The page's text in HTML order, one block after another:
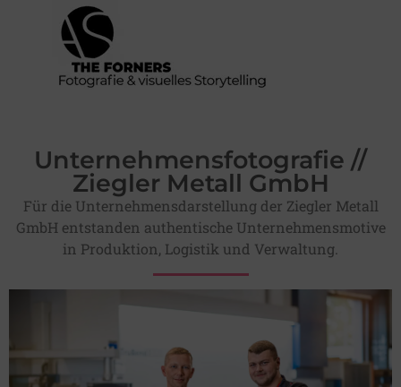
Unternehmensfotografie //
Ziegler Metall GmbH
Für die Unternehmensdarstellung der Ziegler Metall
GmbH entstanden authentische Unternehmensmotive
in Produktion, Logistik und Verwaltung.